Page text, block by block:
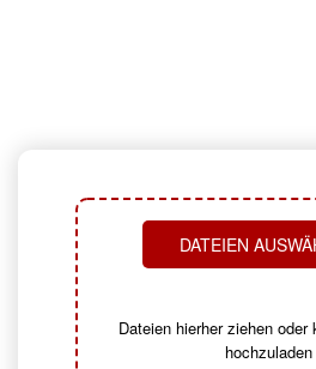
DATEIEN
Dateien hierher ziehen
hochzuladen